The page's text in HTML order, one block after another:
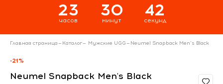
23
часов
30
минут
42
секунд
Главная страница— Каталог— Мужские UGG— Neumel Snapback Men's Black
-21%
Neumel Snapback Men's Black